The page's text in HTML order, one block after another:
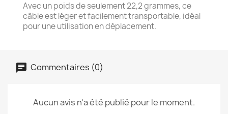
Avec un poids de seulement 22,2 grammes, ce
câble est léger et facilement transportable, idéal
pour une utilisation en déplacement.
Commentaires (0)
Aucun avis n'a été publié pour le moment.